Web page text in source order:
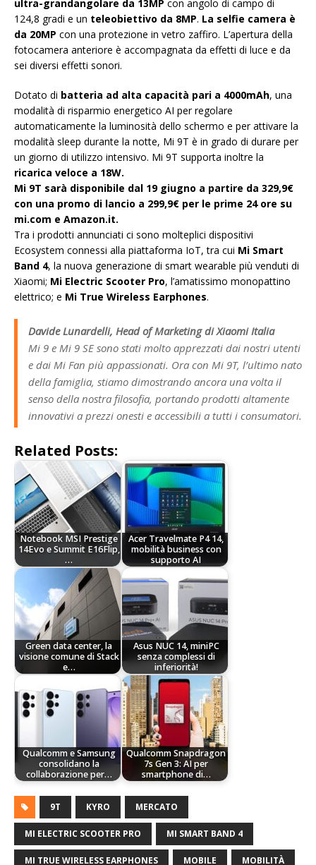
ultra-grandangolare da 13MP con angolo di campo di
124,8 gradi e un teleobiettivo da 8MP. La selfie camera è
da 20MP con una protezione in vetro zaffiro. L’apertura della
fotocamera anteriore è accompagnata da effetti di luce e da
sei diversi effetti sonori.
Dotato di batteria ad alta capacità pari a 4000mAh, una
modalità di risparmio energetico AI per regolare
automaticamente la luminosità dello schermo e per attivare la
modalità sleep durante la notte, Mi 9T è in grado di durare per
un giorno di utilizzo intensivo. Mi 9T supporta inoltre la
ricarica veloce a 18W.
Mi 9T sarà disponibile dal 19 giugno a partire da 329,9€
con una promo di lancio a 299,9€ per le prime 24 ore su
mi.com e Amazon.it.
Tra i prodotti annunciati ci sono molteplici dispositivi
Ecosystem connessi alla piattaforma IoT, tra cui Mi Smart
Band 4, la nuova generazione di smart wearable più venduti di
Xiaomi; Mi Electric Scooter Pro, l’amatissimo monopattino
elettrico; e Mi True Wireless Earphones.
Davide Lunardelli, Head of Marketing di Xiaomi Italia
Mi 9 e Mi 9 SE sono stati molto apprezzati dai nostri utenti
e dai Mi Fan più appassionati. Ora con Mi 9T, l’ultimo nato
della famiglia, stiamo dimostrando ancora una volta il
senso della nostra filosofia, portando prodotti altamente
innovativi a prezzi onesti e accessibili a tutti i consumatori.
Related Posts:
Notebook MSI Prestige
14Evo e Summit E16Flip,
…
Acer Travelmate P4 14,
mobilità business con
supporto AI
Green data center, la
visione comune di Stack
e…
Asus NUC 14, miniPC
senza complessi di
inferiorità!
Qualcomm e Samsung
consolidano la
collaborazione per…
Qualcomm Snapdragon
7s Gen 3: AI per
smartphone di…
9T KYRO MERCATO
MI ELECTRIC SCOOTER PRO MI SMART BAND 4
MI TRUE WIRELESS EARPHONES MOBILE MOBILITÀ